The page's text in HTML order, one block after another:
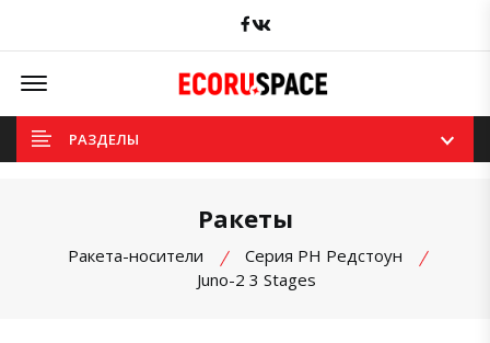
Facebook
Offcanvas Menu Open
РАЗДЕЛЫ
Ракеты
Ракета-носители
Серия РН Редстоун
Juno-2 3 Stages